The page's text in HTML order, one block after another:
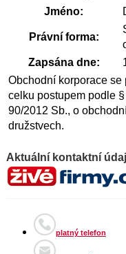
Jméno:
Právní forma:
Zapsána dne:
Obchodní korporace
celku postupem podle
90/2012 Sb., o
družstvech.
Aktuální kontaktní
platný telefon